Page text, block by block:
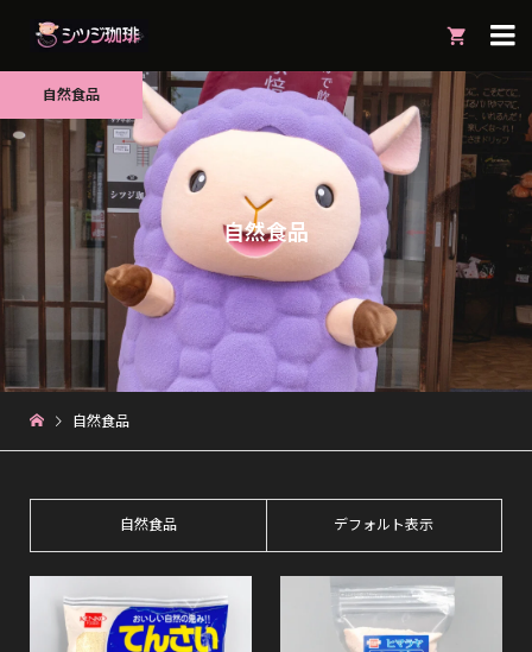

自然食品
自然食品
自然食品
自然食品 デフォルト表示